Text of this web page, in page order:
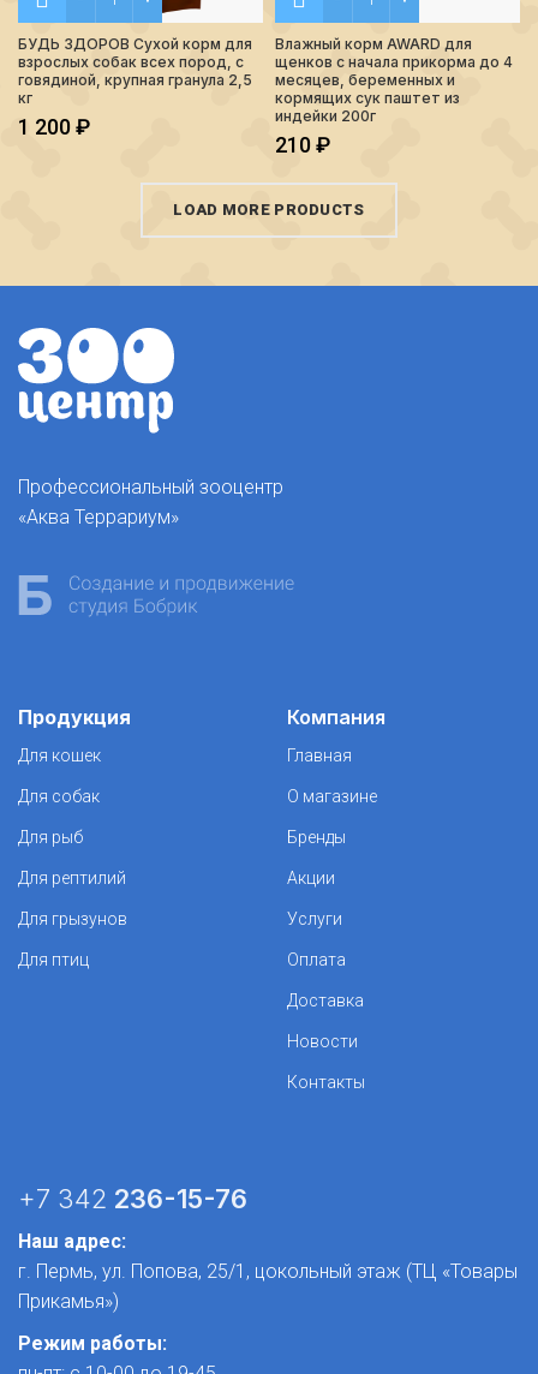
БУДЬ ЗДОРОВ Сухой корм для
взрослых собак всех пород, с
говядиной, крупная гранула 2,5
кг
1 200₽
Влажный корм AWARD для
щенков с начала прикорма до 4
месяцев, беременных и
кормящих сук паштет из
индейки 200г
210₽
LOAD MORE PRODUCTS
Профессиональный зооцентр
«Аква Террариум»
Продукция
Для кошек
Для собак
Для рыб
Для рептилий
Для грызунов
Для птиц
Компания
Главная
О магазине
Бренды
Акции
Услуги
Оплата
Доставка
Новости
Контакты
+7 342 236-15-76
Наш адрес:
г. Пермь, ул. Попова, 25/1​, цокольный этаж (ТЦ «Товары
Прикамья»)
Режим работы: